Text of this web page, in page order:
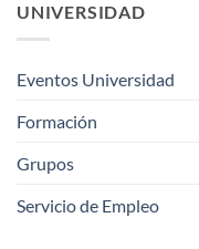
UNIVERSIDAD
Eventos Universidad
Formación
Grupos
Servicio de Empleo